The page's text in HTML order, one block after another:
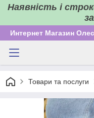
Наявність і
Интернет Магазин
Товари та послуги